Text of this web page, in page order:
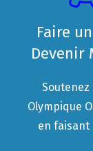
Faire
Devenir
Soutenez
Olympique
en faisant